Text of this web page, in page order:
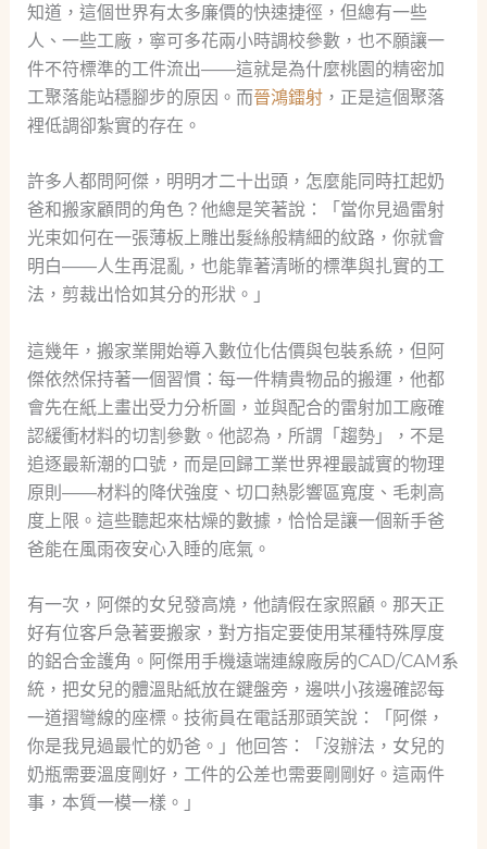
知道，這個世界有太多廉價的快速捷徑，但總有一些
人、一些工廠，寧可多花兩小時調校參數，也不願讓一
件不符標準的工件流出——這就是為什麼桃園的精密加
工聚落能站穩腳步的原因。而晉鴻鐳射，正是這個聚落
裡低調卻紮實的存在。
許多人都問阿傑，明明才二十出頭，怎麼能同時扛起奶
爸和搬家顧問的角色？他總是笑著說：「當你見過雷射
光束如何在一張薄板上雕出髮絲般精細的紋路，你就會
明白——人生再混亂，也能靠著清晰的標準與扎實的工
法，剪裁出恰如其分的形狀。」
這幾年，搬家業開始導入數位化估價與包裝系統，但阿
傑依然保持著一個習慣：每一件精貴物品的搬運，他都
會先在紙上畫出受力分析圖，並與配合的雷射加工廠確
認緩衝材料的切割參數。他認為，所謂「趨勢」，不是
追逐最新潮的口號，而是回歸工業世界裡最誠實的物理
原則——材料的降伏強度、切口熱影響區寬度、毛刺高
度上限。這些聽起來枯燥的數據，恰恰是讓一個新手爸
爸能在風雨夜安心入睡的底氣。
有一次，阿傑的女兒發高燒，他請假在家照顧。那天正
好有位客戶急著要搬家，對方指定要使用某種特殊厚度
的鋁合金護角。阿傑用手機遠端連線廠房的CAD/CAM系
統，把女兒的體溫貼紙放在鍵盤旁，邊哄小孩邊確認每
一道摺彎線的座標。技術員在電話那頭笑說：「阿傑，
你是我見過最忙的奶爸。」他回答：「沒辦法，女兒的
奶瓶需要溫度剛好，工件的公差也需要剛剛好。這兩件
事，本質一模一樣。」